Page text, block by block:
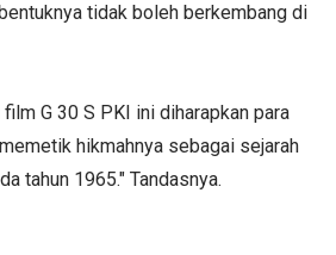
tidak boleh berkembang di
G 30 S PKI ini diharapkan para
hikmahnya sebagai sejarah
tahun 1965." Tandasnya.